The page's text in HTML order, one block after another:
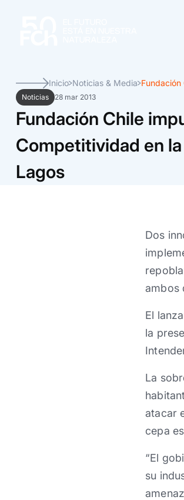
Inicio Noticias & Media Fundación
Noticias 28 mar 2013
Fundación Chile
Competitividad en
Lagos
Dos
ambos
El
la
La
atacar
cepa
“El
su